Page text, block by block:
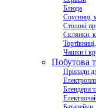
Блюда
Соусниці,
Столові
Склянки,
Чашки і
Побутова
Прилади
Блендери